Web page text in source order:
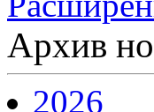
Архив
2026